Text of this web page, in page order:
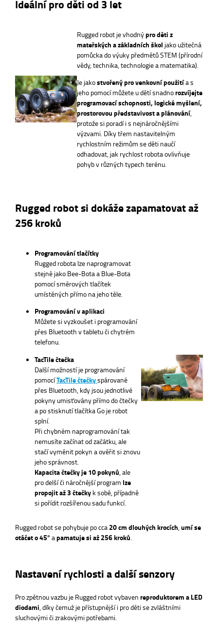
Ideální pro děti od 3 let
Rugged robot je vhodnýpro děti z
mateřských a základních škol jako užitečná
pomůcka do výuky předmětů STEM (přírodní
vědy, technika, technologie a matematika).
Je jakostvořený pro venkovní použitía s
jeho pomocí můžete u dětí snadnorozvíjejte
programovací schopnosti, logické myšlení,
prostorovou představivost a plánování,
protože si poradí i s nejnáročnějšími
výzvami. Díky třem nastavitelným
rychlostním režimům se děti naučí
odhadovat, jak rychlost robota ovlivňuje
pohyb v různých typech terénu.
Rugged robot si dokáže zapamatovat až
256 kroků
Programování tlačítky
Rugged robota lze naprogramovat
stejně jako Bee-Bota a Blue-Bota
pomocí směrových tlačítek
umístěných přímo na jeho těle.
Programování v aplikaci
Můžete si vyzkoušet i programování
přes Bluetooth v tabletu či chytrém
telefonu.
TacTile čtečka
Další možností je programování
pomocíTacTile čtečkyspárované
přes Bluetooth, kdy jsou jednotlivé
pokyny umisťovány přímo do čtečky
a po stisknutí tlačítka Go je robot
splní.
Při chybném naprogramování tak
nemusíte začínat od začátku, ale
stačí vyměnit pokyn a ověřit si znovu
jeho správnost.
Kapacita čtečky je 10 pokynů , ale
pro delší či náročnější program lze
propojit až 3 čtečky k sobě, případně
si pořídit rozšířenou sadu funkcí.
Rugged robot se pohybuje po cca 20 cm dlouhých krocích umí se
otáčet o 45° a pamatuje si až 256 kroků
Nastavení rychlosti a další senzory
Pro zpětnou vazbu je Rugged robot vybaven reproduktorem a LED
diodami, díky čemuž je přístupnější i pro děti se zvláštními
sluchovými či zrakovými potřebami.